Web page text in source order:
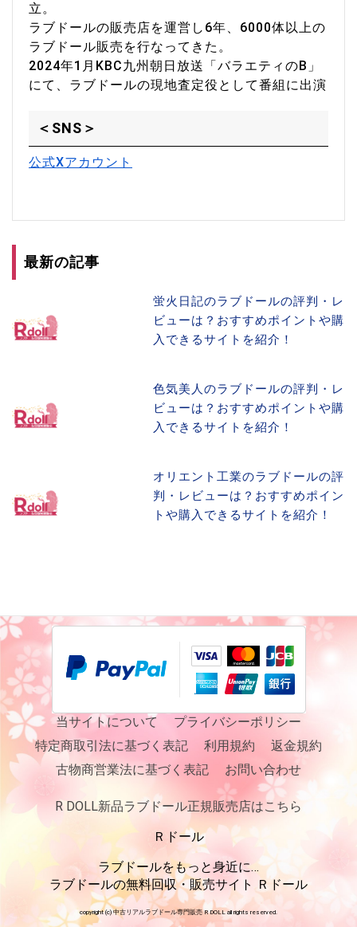
立。
ラブドールの販売店を運営し6年、6000体以上の
ラブドール販売を行なってきた。
2024年1月KBC九州朝日放送「バラエティのB」
にて、ラブドールの現地査定役として番組に出演
＜SNS＞
公式Xアカウント
最新の記事
蛍火日記のラブドールの評判・レ
ビューは？おすすめポイントや購
入できるサイトを紹介！
色気美人のラブドールの評判・レ
ビューは？おすすめポイントや購
入できるサイトを紹介！
オリエント工業のラブドールの評
判・レビューは？おすすめポイン
トや購入できるサイトを紹介！
当サイトについて
プライバシーポリシー
特定商取引法に基づく表記
利用規約
返金規約
古物商営業法に基づく表記
お問い合わせ
R DOLL新品ラブドール正規販売店はこちら
Ｒドール
ラブドールをもっと身近に…
ラブドールの無料回収・販売サイト Ｒドール
copyright (c) 中古リアルラブドール専門販売 R DOLL all rights reserved.